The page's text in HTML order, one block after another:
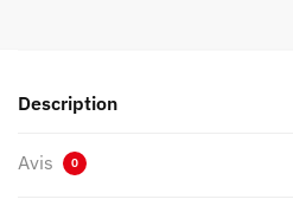
Description
Avis 0